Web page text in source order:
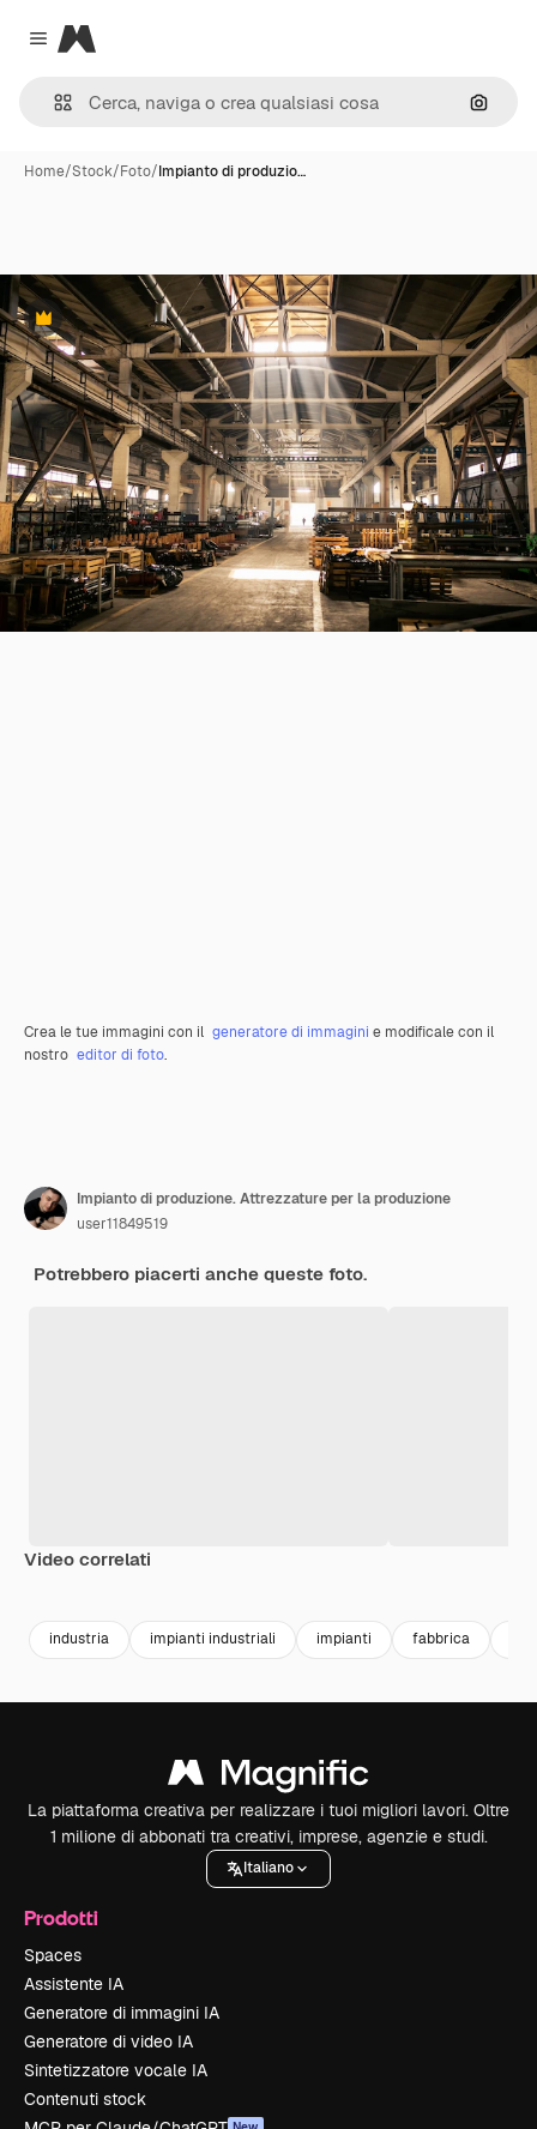
Close menu
Magnific
Cerca
Home/Stock/Foto/Impianto di produzio…
Premium
Crea le tue immagini con il generatore di immagini e modificale con il
nostro editor di foto.
Impianto di produzione. Attrezzature per la produzione
user11849519
Potrebbero piacerti anche queste foto.
Video correlati
industria impianti industriali impianti fabbrica
La piattaforma creativa per realizzare i tuoi migliori lavori. Oltre
1 milione di abbonati tra creativi, imprese, agenzie e studi.
Italiano
Prodotti
Spaces
Assistente IA
Generatore di immagini IA
Generatore di video IA
Sintetizzatore vocale IA
Contenuti stock